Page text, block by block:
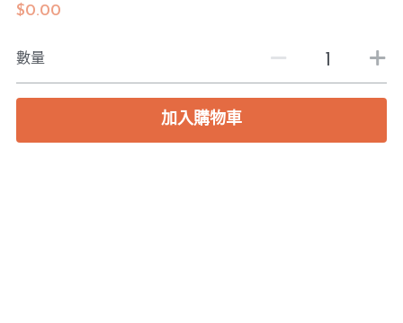
$0.00
數量
加入購物車